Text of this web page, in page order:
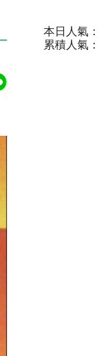
本日人氣：
累積人氣：